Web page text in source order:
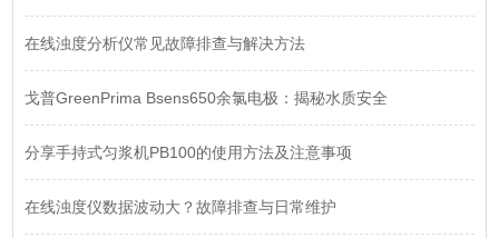
在线浊度分析仪常见故障排查与解决方法
戈普GreenPrima Bsens650余氯电极：揭秘水质安全
分享手持式匀浆机PB100的使用方法及注意事项
在线浊度仪数据波动大？故障排查与日常维护